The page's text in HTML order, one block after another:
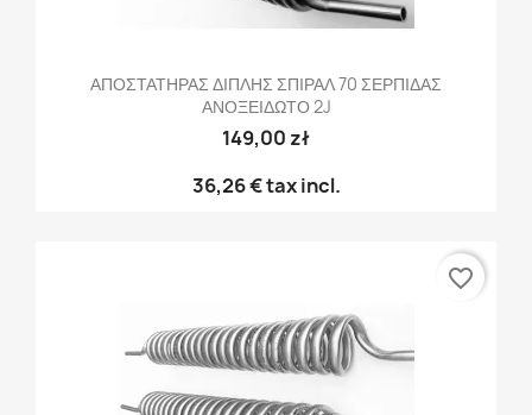
ΑΠΟΣΤΑΤΗΡΑΣ ΔΙΠΛΗΣ ΣΠΙΡΑΛ 70 ΣΕΡΠΙΔΑΣ
ΑΝΟΞΕΙΔΩΤΟ 2J
149,00 zł
36,26 €tax incl.
favorite_border